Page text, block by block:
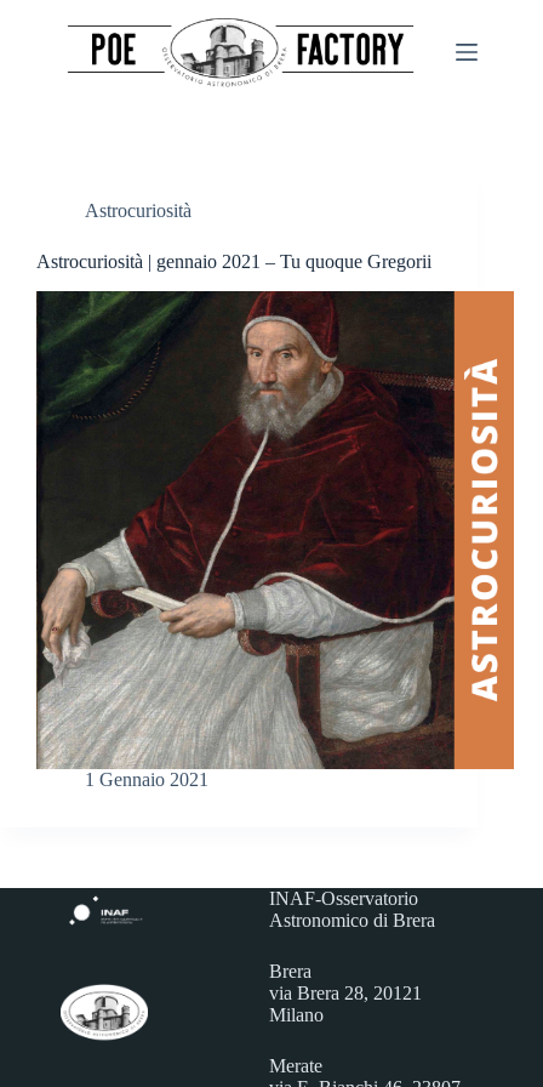
Astrocuriosità
Astrocuriosità | gennaio 2021 – Tu quoque Gregorii
1 Gennaio 2021
INAF-Osservatorio
Astronomico di Brera
Brera
via Brera 28, 20121
Milano
Merate